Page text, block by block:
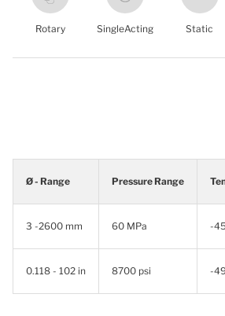
Rotary SingleActing Static
Ø - Range Pressure Range
3 -2600 mm 60 MPa -
0.118 - 102 in 8700 psi -